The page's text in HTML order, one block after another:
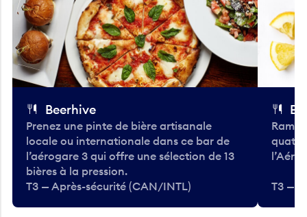
Beerhive
Prenez une pinte de bière artisanale
locale ou internationale dans ce bar de
l’aérogare 3 qui offre une sélection de 13
bières à la pression.
T3 — Après-sécurité (CAN/INTL)
T3 —